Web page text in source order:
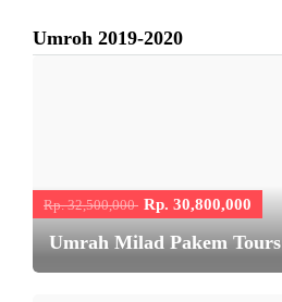
Umroh 2019-2020
Rp. 32,500,000 Rp. 30,800,000
Umrah Milad Pakem Tours